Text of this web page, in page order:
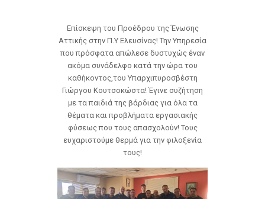
Επίσκεψη του Προέδρου της Ένωσης
Αττικής στην Π.Υ Ελευσίνας! Την Υπηρεσία
που πρόσφατα απώλεσε δυστυχώς έναν
ακόμα συνάδελφο κατά την ώρα του
καθήκοντος,του Υπαρχιπυροσβέστη
Γιώργου Κουτσοκώστα! Έγινε συζήτηση
με τα παιδιά της βάρδιας για όλα τα
θέματα και προβλήματα εργασιακής
φύσεως που τους απασχολούν! Τους
ευχαριστούμε θερμά για την φιλοξενία
τους!